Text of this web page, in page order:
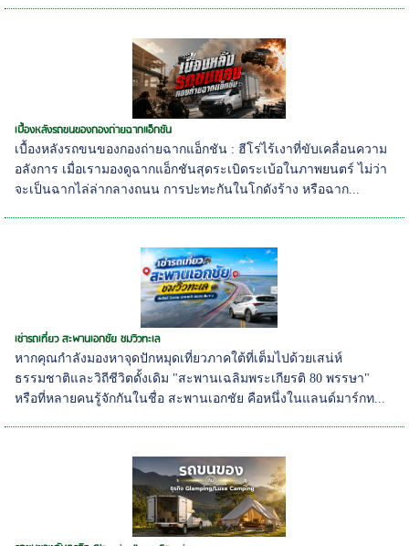
เบื้องหลังรถขนของกองถ่ายฉากแอ็กชัน
เบื้องหลังรถขนของกองถ่ายฉากแอ็กชัน : ฮีโร่ไร้เงาที่ขับเคลื่อนความ
อลังการ เมื่อเรามองดูฉากแอ็กชันสุดระเบิดระเบ้อในภาพยนตร์ ไม่ว่า
จะเป็นฉากไล่ล่ากลางถนน การปะทะกันในโกดังร้าง หรือฉาก...
เช่ารถเที่ยว สะพานเอกชัย ชมวิวทะเล
หากคุณกำลังมองหาจุดปักหมุดเที่ยวภาคใต้ที่เต็มไปด้วยเสน่ห์
ธรรมชาติและวิถีชีวิตดั้งเดิม "สะพานเฉลิมพระเกียรติ 80 พรรษา"
หรือที่หลายคนรู้จักกันในชื่อ สะพานเอกชัย คือหนึ่งในแลนด์มาร์กท...